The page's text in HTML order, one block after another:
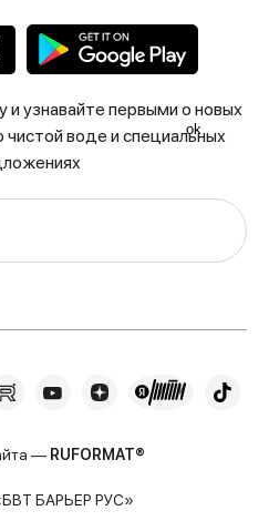
и узнавайте первыми о новых
чистой воде и специальных
ok
— RUFORMAT®
БАРЬЕР РУС»